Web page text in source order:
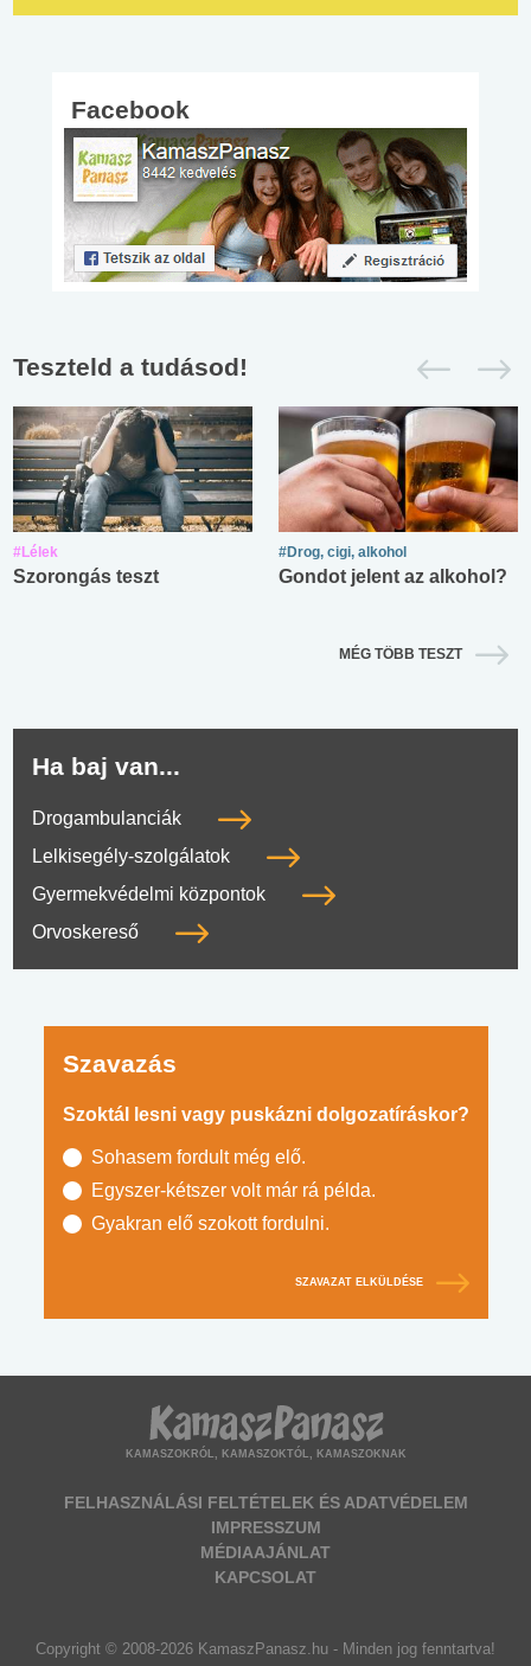
Facebook
Teszteld a tudásod!
#Lélek
Szorongás teszt
#Drog, cigi, alkohol
Gondot jelent az alkohol?
MÉG TÖBB TESZT
Ha baj van...
Drogambulanciák
Lelkisegély-szolgálatok
Gyermekvédelmi központok
Orvoskereső
Szavazás
Szoktál lesni vagy puskázni dolgozatíráskor?
Sohasem fordult még elő.
Egyszer-kétszer volt már rá példa.
Gyakran elő szokott fordulni.
SZAVAZAT ELKÜLDÉSE
KAMASZOKRÓL, KAMASZOKTÓL, KAMASZOKNAK
FELHASZNÁLÁSI FELTÉTELEK ÉS ADATVÉDELEM
IMPRESSZUM
MÉDIAAJÁNLAT
KAPCSOLAT
Copyright © 2008-2026 KamaszPanasz.hu - Minden jog fenntartva!